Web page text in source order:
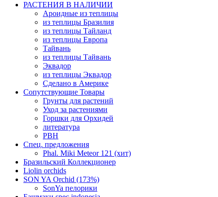
РАСТЕНИЯ В НАЛИЧИИ
Ароидные из теплицы
из теплицы Бразилия
из теплицы Тайланд
из теплицы Европа
Тайвань
из теплицы Тайвань
Эквадор
из теплицы Эквадор
Сделано в Америке
Сопутствующие Товары
Грунты для растений
Уход за растениями
Горшки для Орхидей
литература
РВН
Спец. предложения
Phal. Miki Meteor 121 (хит)
Бразильский Коллекционер
Liolin orchids
SON YA Orchid (173%)
SonYa пелорики